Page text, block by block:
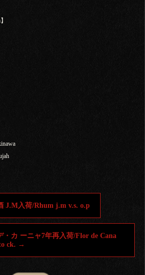
J.M入荷/Rhum j.m v.s. o.p
・カ ーニャ7年再入荷/Flor de Cana
ck. →